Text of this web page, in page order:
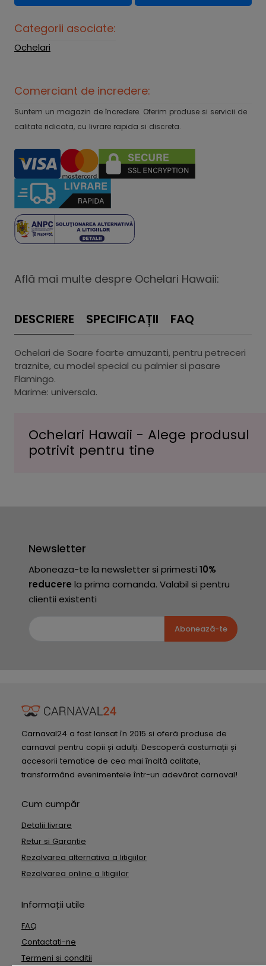
Categorii asociate:
Ochelari
Comerciant de incredere:
Suntem un magazin de încredere. Oferim produse si servicii de
calitate ridicata, cu livrare rapida si discreta.
Află mai multe despre Ochelari Hawaii:
DESCRIERE SPECIFICAȚII FAQ
Ochelari de Soare foarte amuzanti, pentru petreceri
traznite, cu model special cu palmier si pasare
Flamingo.
Marime: universala.
Ochelari Hawaii - Alege produsul
potrivit pentru tine
Newsletter
Aboneaza-te la newsletter si primesti 10%
reducere la prima comanda. Valabil si pentru
clientii existenti
Abonează-te
Carnaval24 a fost lansat în 2015 si oferă produse de
carnaval pentru copii și adulți. Descoperă costumații și
accesorii tematice de cea mai înaltă calitate,
transformând evenimentele într-un adevărat carnaval!
Cum cumpăr
Detalii livrare
Retur si Garantie
Rezolvarea alternativa a litigiilor
Rezolvarea online a litigiilor
Informații utile
FAQ
Contactati-ne
Termeni si conditii